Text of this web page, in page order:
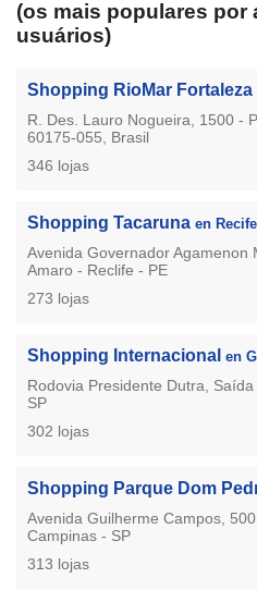
(os mais populares por
usuários)
Shopping RioMar Fortaleza
R. Des. Lauro Nogueira, 1500 -
60175-055, Brasil
346 lojas
Shopping Tacaruna en Recife
Avenida Governador Agamenon
Amaro - Reclife - PE
273 lojas
Shopping Internacional en
Rodovia Presidente Dutra,
SP
302 lojas
Shopping Parque Dom
Avenida Guilherme Campos,
Campinas - SP
313 lojas